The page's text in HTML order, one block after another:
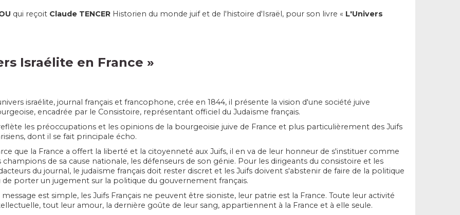
qui reçoit Claude TENCER Historien du monde juif et de l'histoire d'Israël, pour son livre « L'Univers
Israélite en France »
israélite, journal français et francophone, crée en 1844, il présente la vision d'une société juive
encadrée par le Consistoire, représentant officiel du Judaïsme français.
les préoccupations et les opinions de la bourgeoisie juive de France et plus particulièrement des Juifs
dont il se fait principale écho.
que la France a offert la liberté et la citoyenneté aux Juifs, il en va de leur honneur de s'instituer comme
champions de sa cause nationale, les défenseurs de son génie. Pour les dirigeants du consistoire et les
du journal, le judaïsme français doit rester discret et les Juifs doivent s'abstenir de faire de la politique
de porter un jugement sur la politique du gouvernement français.
message est simple, les Juifs Français ne peuvent être sioniste, leur patrie est la France. Toute leur activité
tout leur amour, la dernière goûte de leur sang, appartiennent à la France et à elle seule.